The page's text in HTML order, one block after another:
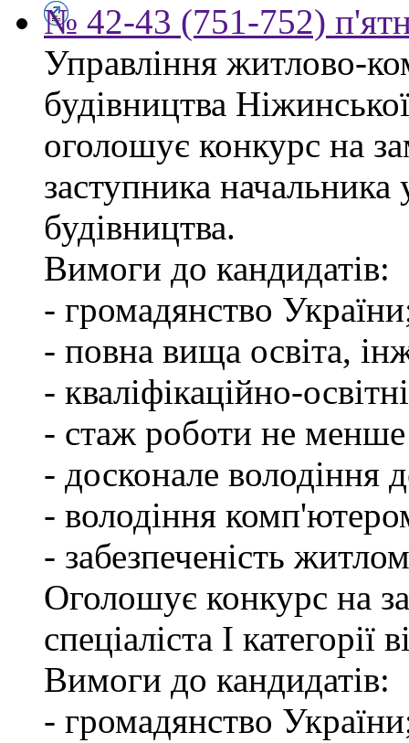
№ 42-43 (751-752)
Управління житлово-
будівництва
оголошує конкурс на
заступника
будівництва.
Вимоги до кандидатів:
- громадянство
- повна вища освіта,
- кваліфікаційно-
- стаж роботи не менше
- досконале
- володіння
- забезпеченість
Оголошує конкурс на
спеціаліста І
Вимоги до кандидатів:
- громадянство